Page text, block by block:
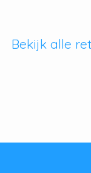
Bekijk alle